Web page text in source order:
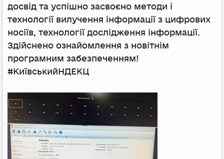
досвід та успішно засвоєно методи і
технології вилучення інформації з цифрових
носіїв, технології дослідження інформації.
Здійснено ознайомлення з новітнім
програмним забезпеченням!
#КиївськийНДЕКЦ